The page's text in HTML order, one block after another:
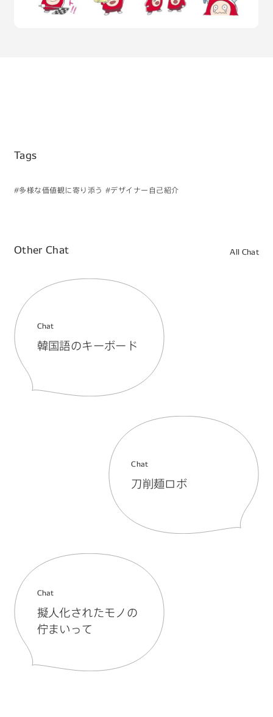
Tags
#多様な価値観に寄り添う #デザイナー自己紹介
Other Chat All Chat
Chat
韓国語のキーボード
Chat
刀削麺ロボ
Chat
擬人化されたモノの
佇まいって